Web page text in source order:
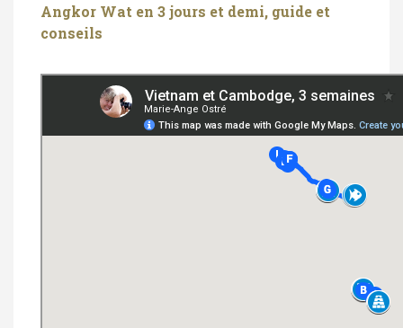
Angkor Wat en 3 jours et demi, guide et
conseils